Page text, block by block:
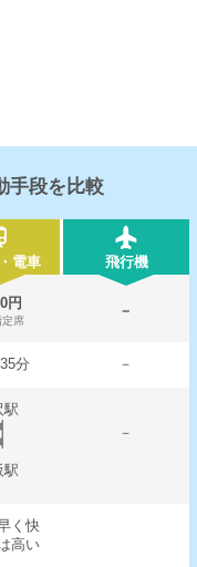
手段を比較
電車 飛行機
円
定席
－
分 －
駅
－
駅
く快
高い